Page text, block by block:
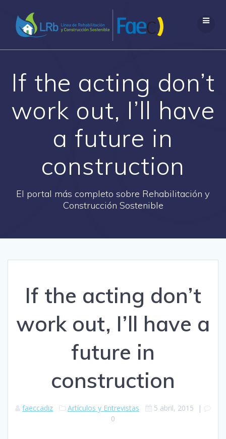
al
contenido
If the acting don’t
work out, I’ll have
a future in
construction
El portal más completo sobre Rehabilitación y
Construcción Sostenible
If the acting don’t
work out, I’ll have a
future in
construction
faeccadiz Artículos y Entrevistas 5 abril, 2015 |
0